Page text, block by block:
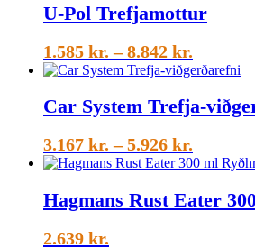
through
U-Pol Trefjamottur
1.585 kr. – 8.842 kr.
range:
through
Car System Trefja-
3.167 kr. – 5.926 kr.
range:
through
Hagmans Rust Eater
2.639 kr.